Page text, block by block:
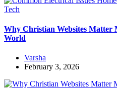
Tech
Why Christian Websites Matter
World
Varsha
February 3, 2026